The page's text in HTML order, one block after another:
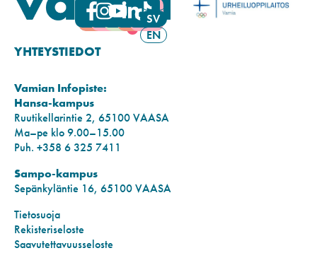
SV
EN
YHTEYSTIEDOT
Vamian Infopiste:
Hansa-kampus
Ruutikellarintie 2, 65100 VAASA
Ma–pe klo 9.00–15.00
Puh. +358 6 325 7411
Sampo-kampus
Sepänkyläntie 16, 65100 VAASA
Tietosuoja
Rekisteriseloste
Saavutettavuusseloste